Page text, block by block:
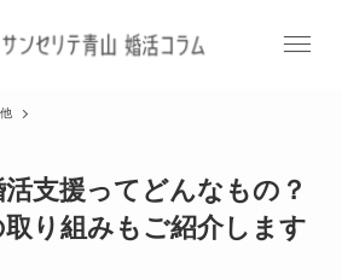
活支援ってどんなもの？
り組みもご紹介します